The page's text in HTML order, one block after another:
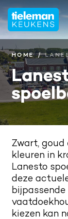
Home
Keukens
Onze
Showroom
Inspiratie
Geplaatste
Maatwerk
Nieuwbouw
Alle
Onze
Onze
Over ons
Awards
Aanschaf
Contact
Afspraak
Bel mij
HOME
Zwart, goud
kleuren in
Lanesto
deze
kiezen kan